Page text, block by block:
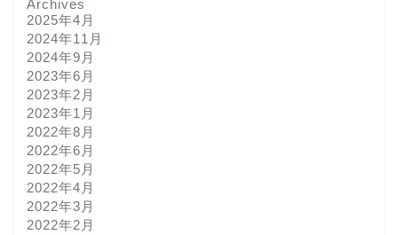
Archives
2025年4月
2024年11月
2024年9月
2023年6月
2023年2月
2023年1月
2022年8月
2022年6月
2022年5月
2022年4月
2022年3月
2022年2月